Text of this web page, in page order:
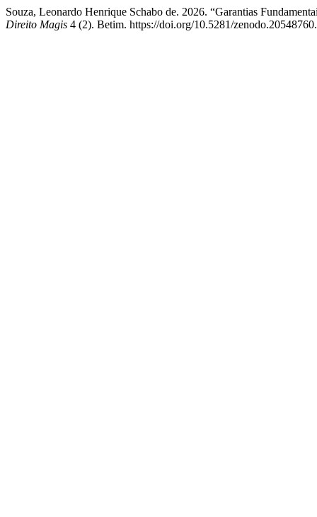
Souza, Leonardo Henrique Schabo de. 2026. “Garantias
Direito Magis 4 (2). Betim. https://doi.org/10.5281/zenodo.20548760.